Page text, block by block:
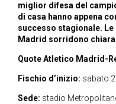
miglior difesa del
di casa hanno appena
successo stagionale.
Madrid sorridono
Quote Atletico Madrid-
Fischio d’inizio: sabato
Sede: stadio